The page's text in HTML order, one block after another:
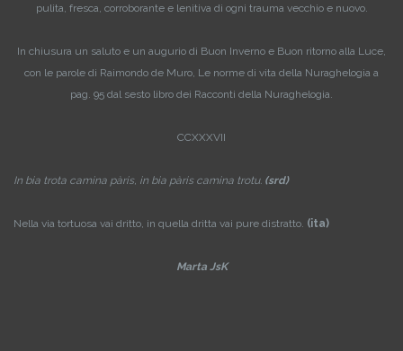
pulita, fresca, corroborante e lenitiva di ogni trauma vecchio e nuovo.
In chiusura un saluto e un augurio di Buon Inverno e Buon ritorno alla Luce,
con le parole di Raimondo de Muro, Le norme di vita della Nuraghelogia a
pag. 95 dal sesto libro dei Racconti della Nuraghelogia.
CCXXXVII
In bia trota camina pàris, in bia pàris camina trotu. (srd)
Nella via tortuosa vai dritto, in quella dritta vai pure distratto. (ita)
Marta JsK